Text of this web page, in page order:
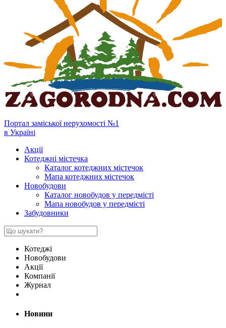
Портал заміської нерухомості №1
в Україні
Акції
Котеджні містечка
Каталог котеджних містечок
Мапа котеджних містечок
Новобудови
Каталог новобудов у передмісті
Мапа новобудов у передмісті
Забудовники
Котеджі
Новобудови
Акції
Компанії
Журнал
Новини